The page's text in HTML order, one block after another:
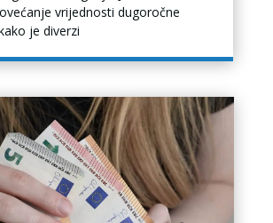
vrijednosti dugoročne
je diverzi